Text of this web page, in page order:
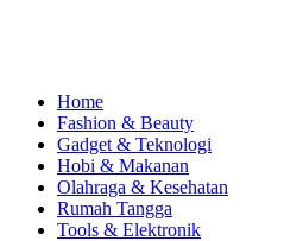
Home
Fashion & Beauty
Gadget & Teknologi
Hobi & Makanan
Olahraga & Kesehatan
Rumah Tangga
Tools & Elektronik